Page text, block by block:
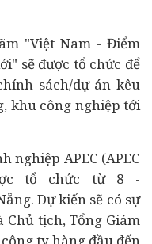
"Việt Nam - Điểm
sẽ được tổ chức để
sách/dự án kêu
khu công nghiệp tới
nghiệp APEC (APEC
tổ chức từ 8 -
Dự kiến sẽ có sự
Chủ tịch, Tổng Giám